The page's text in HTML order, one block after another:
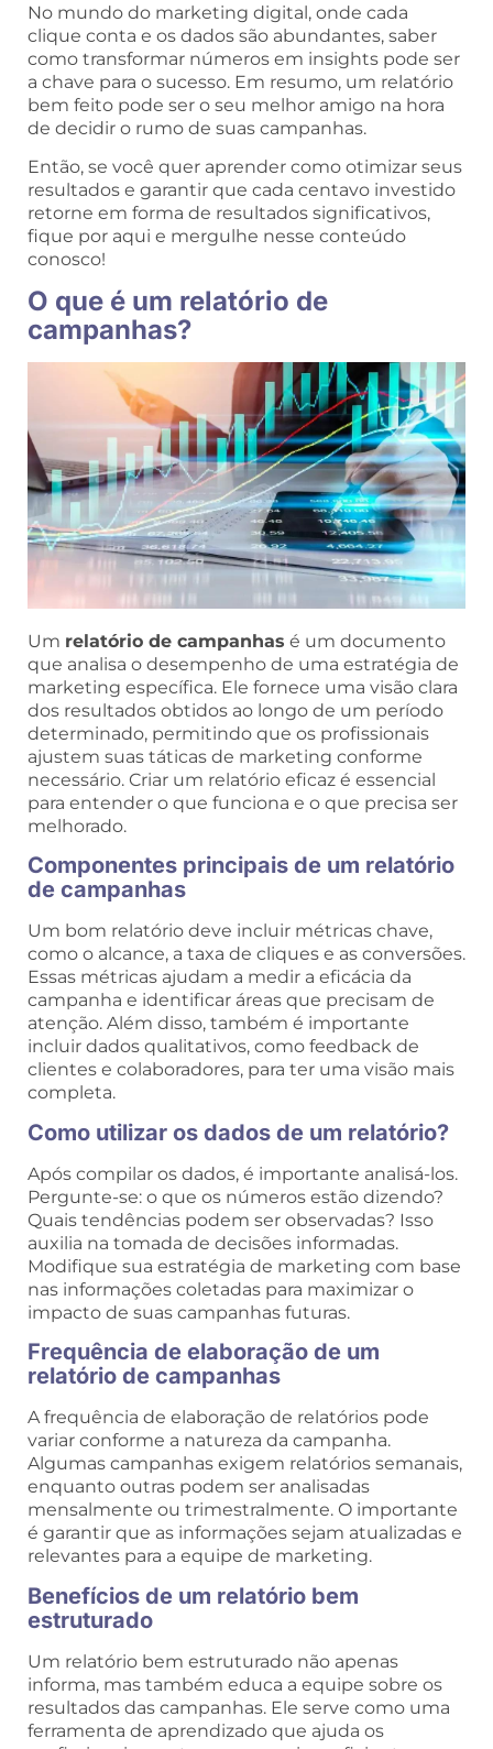
No mundo do marketing digital, onde cada
clique conta e os dados são abundantes, saber
como transformar números em insights pode ser
a chave para o sucesso. Em resumo, um relatório
bem feito pode ser o seu melhor amigo na hora
de decidir o rumo de suas campanhas.
Então, se você quer aprender como otimizar seus
resultados e garantir que cada centavo investido
retorne em forma de resultados significativos,
fique por aqui e mergulhe nesse conteúdo
conosco!
O que é um relatório de
campanhas?
Um relatório de campanhas é um documento
que analisa o desempenho de uma estratégia de
marketing específica. Ele fornece uma visão clara
dos resultados obtidos ao longo de um período
determinado, permitindo que os profissionais
ajustem suas táticas de marketing conforme
necessário. Criar um relatório eficaz é essencial
para entender o que funciona e o que precisa ser
melhorado.
Componentes principais de um relatório
de campanhas
Um bom relatório deve incluir métricas chave,
como o alcance, a taxa de cliques e as conversões.
Essas métricas ajudam a medir a eficácia da
campanha e identificar áreas que precisam de
atenção. Além disso, também é importante
incluir dados qualitativos, como feedback de
clientes e colaboradores, para ter uma visão mais
completa.
Como utilizar os dados de um relatório?
Após compilar os dados, é importante analisá-los.
Pergunte-se: o que os números estão dizendo?
Quais tendências podem ser observadas? Isso
auxilia na tomada de decisões informadas.
Modifique sua estratégia de marketing com base
nas informações coletadas para maximizar o
impacto de suas campanhas futuras.
Frequência de elaboração de um
relatório de campanhas
A frequência de elaboração de relatórios pode
variar conforme a natureza da campanha.
Algumas campanhas exigem relatórios semanais,
enquanto outras podem ser analisadas
mensalmente ou trimestralmente. O importante
é garantir que as informações sejam atualizadas e
relevantes para a equipe de marketing.
Benefícios de um relatório bem
estruturado
Um relatório bem estruturado não apenas
informa, mas também educa a equipe sobre os
resultados das campanhas. Ele serve como uma
ferramenta de aprendizado que ajuda os